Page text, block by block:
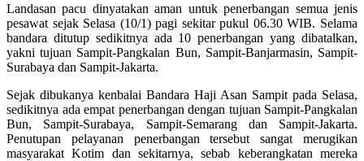
Landasan pacu dinyatakan aman untuk penerbangan semua jenis
pesawat sejak Selasa (10/1) pagi sekitar pukul 06.30 WIB. Selama
bandara ditutup sedikitnya ada 10 penerbangan yang dibatalkan,
yakni tujuan Sampit-Pangkalan Bun, Sampit-Banjarmasin, Sampit-
Surabaya dan Sampit-Jakarta.
Sejak dibukanya kenbalai Bandara Haji Asan Sampit pada Selasa,
sedikitnya ada empat penerbangan dengan tujuan Sampit-Pangkalan
Bun, Sampit-Surabaya, Sampit-Semarang dan Sampit-Jakarta.
Penutupan pelayanan penerbangan tersebut sangat merugikan
masyarakat Kotim dan sekitarnya, sebab keberangkatan mereka